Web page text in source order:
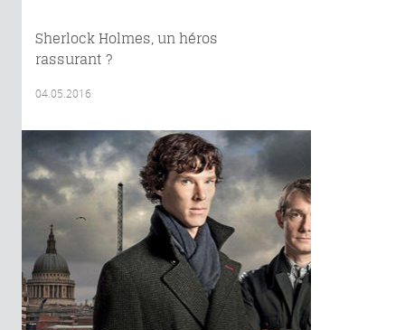
Sherlock Holmes, un héros
rassurant ?
04.05.2016